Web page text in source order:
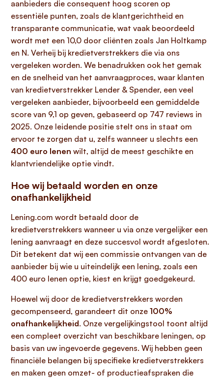
aanbieders die consequent hoog scoren op
essentiële punten, zoals de klantgerichtheid en
transparante communicatie, wat vaak beoordeeld
wordt met een 10,0 door cliënten zoals Jan Holtkamp
en N. Verheij bij kredietverstrekkers die via ons
vergeleken worden. We benadrukken ook het gemak
en de snelheid van het aanvraagproces, waar klanten
van kredietverstrekker Lender & Spender, een veel
vergeleken aanbieder, bijvoorbeeld een gemiddelde
score van 9,1 op geven, gebaseerd op 747 reviews in
2025. Onze leidende positie stelt ons in staat om
ervoor te zorgen dat u, zelfs wanneer u slechts een
400 euro lenen wilt, altijd de meest geschikte en
klantvriendelijke optie vindt.
Hoe wij betaald worden en onze
onafhankelijkheid
Lening.com wordt betaald door de
kredietverstrekkers wanneer u via onze vergelijker een
lening aanvraagt en deze succesvol wordt afgesloten.
Dit betekent dat wij een commissie ontvangen van de
aanbieder bij wie u uiteindelijk een lening, zoals een
400 euro lenen optie, kiest en krijgt goedgekeurd.
Hoewel wij door de kredietverstrekkers worden
gecompenseerd, garandeert dit onze 100%
onafhankelijkheid. Onze vergelijkingstool toont altijd
een compleet overzicht van beschikbare leningen, op
basis van uw ingevoerde gegevens. Wij hebben geen
financiële belangen bij specifieke kredietverstrekkers
en maken geen omzet- of productieafspraken die